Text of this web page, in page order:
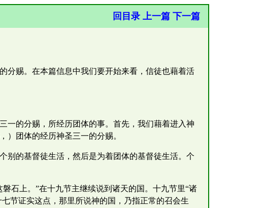
回目录 上一篇 下一篇
分赐。在本篇信息中我们要开始来看，信徒也藉着活
一的分赐，所经历团体的事。首先，我们藉着进入神
）团体的经历神圣三一的分赐。
别的基督徒生活，然后是为着团体的基督徒生活。个
石上。”在十九节主继续说到诸天的国。十九节里“诸
节证实这点，那里所说神的国，乃指正常的召会生